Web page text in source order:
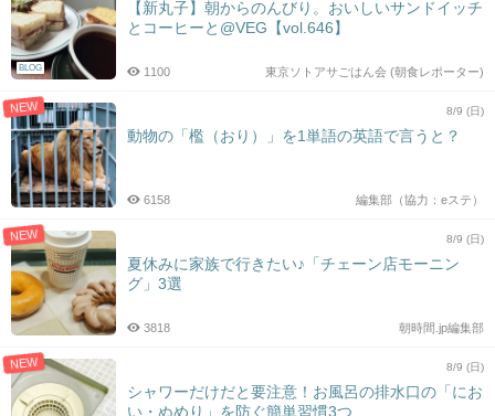
BLOG
【新丸子】朝からのんびり。おいしいサンドイッチ
とコーヒーと@VEG【vol.646】
東京ソトアサごはん会 (朝食レポーター)
1100
NEW 8/9 (日)
動物の「檻（おり）」を1単語の英語で言うと？
編集部（協力：eステ）
6158
NEW 8/9 (日)
夏休みに家族で行きたい♪「チェーン店モーニン
グ」3選
朝時間.jp編集部
3818
NEW 8/9 (日)
シャワーだけだと要注意！お風呂の排水口の「にお
い・ぬめり」を防ぐ簡単習慣3つ